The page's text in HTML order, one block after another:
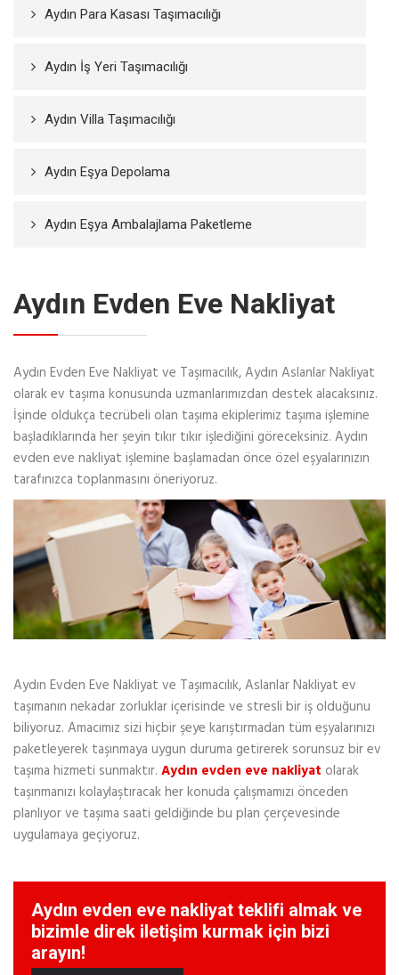
Aydın Para Kasası Taşımacılığı
Aydın İş Yeri Taşımacılığı
Aydın Villa Taşımacılığı
Aydın Eşya Depolama
Aydın Eşya Ambalajlama Paketleme
Aydın Evden Eve Nakliyat
Aydın Evden Eve Nakliyat ve Taşımacılık, Aydın Aslanlar Nakliyat
olarak ev taşıma konusunda uzmanlarımızdan destek alacaksınız.
İşinde oldukça tecrübeli olan taşıma ekiplerimiz taşıma işlemine
başladıklarında her şeyin tıkır tıkır işlediğini göreceksiniz. Aydın
evden eve nakliyat işlemine başlamadan önce özel eşyalarınızın
tarafınızca toplanmasını öneriyoruz.
Aydın Evden Eve Nakliyat ve Taşımacılık, Aslanlar Nakliyat ev
taşımanın nekadar zorluklar içerisinde ve stresli bir iş olduğunu
biliyoruz. Amacımız sizi hiçbir şeye karıştırmadan tüm eşyalarınızı
paketleyerek taşınmaya uygun duruma getirerek sorunsuz bir ev
taşıma hizmeti sunmaktır. Aydın evden eve nakliyat olarak
taşınmanızı kolaylaştıracak her konuda çalışmamızı önceden
planlıyor ve taşıma saati geldiğinde bu plan çerçevesinde
uygulamaya geçiyoruz.
Aydın evden eve nakliyat teklifi almak ve
bizimle direk iletişim kurmak için bizi
arayın!